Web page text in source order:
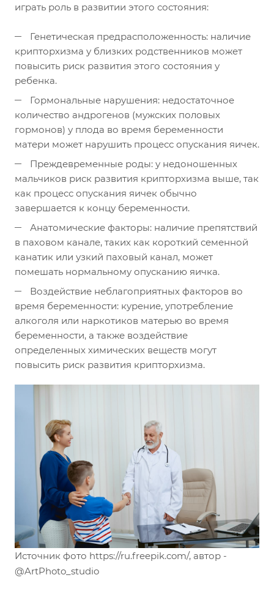
играть роль в развитии этого состояния:
Генетическая предрасположенность: наличие
крипторхизма у близких родственников может
повысить риск развития этого состояния у
ребенка.
Гормональные нарушения: недостаточное
количество андрогенов (мужских половых
гормонов) у плода во время беременности
матери может нарушить процесс опускания яичек.
Преждевременные роды: у недоношенных
мальчиков риск развития крипторхизма выше, так
как процесс опускания яичек обычно
завершается к концу беременности.
Анатомические факторы: наличие препятствий
в паховом канале, таких как короткий семенной
канатик или узкий паховый канал, может
помешать нормальному опусканию яичка.
Воздействие неблагоприятных факторов во
время беременности: курение, употребление
алкоголя или наркотиков матерью во время
беременности, а также воздействие
определенных химических веществ могут
повысить риск развития крипторхизма.
Источник фото https://ru.freepik.com/, автор -
@ArtPhoto_studio